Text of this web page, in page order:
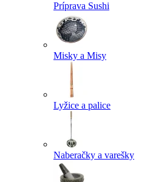
Príprava Sushi
Misky a Misy
Lyžice a palice
Naberačky a varešky